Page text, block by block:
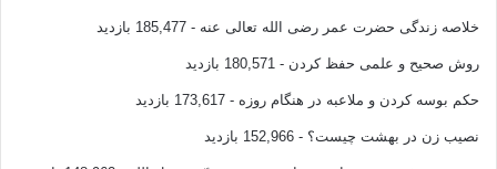
خلاصه زندگی حضرت عمر رضی الله تعالی عنه - 185,477 بازدید
روش صحیح و علمی حفظ کردن - 180,571 بازدید
حکم بوسه کردن و ملاعبه در هنگام روزه - 173,617 بازدید
نصیب زن در بهشت چیست؟ - 152,966 بازدید